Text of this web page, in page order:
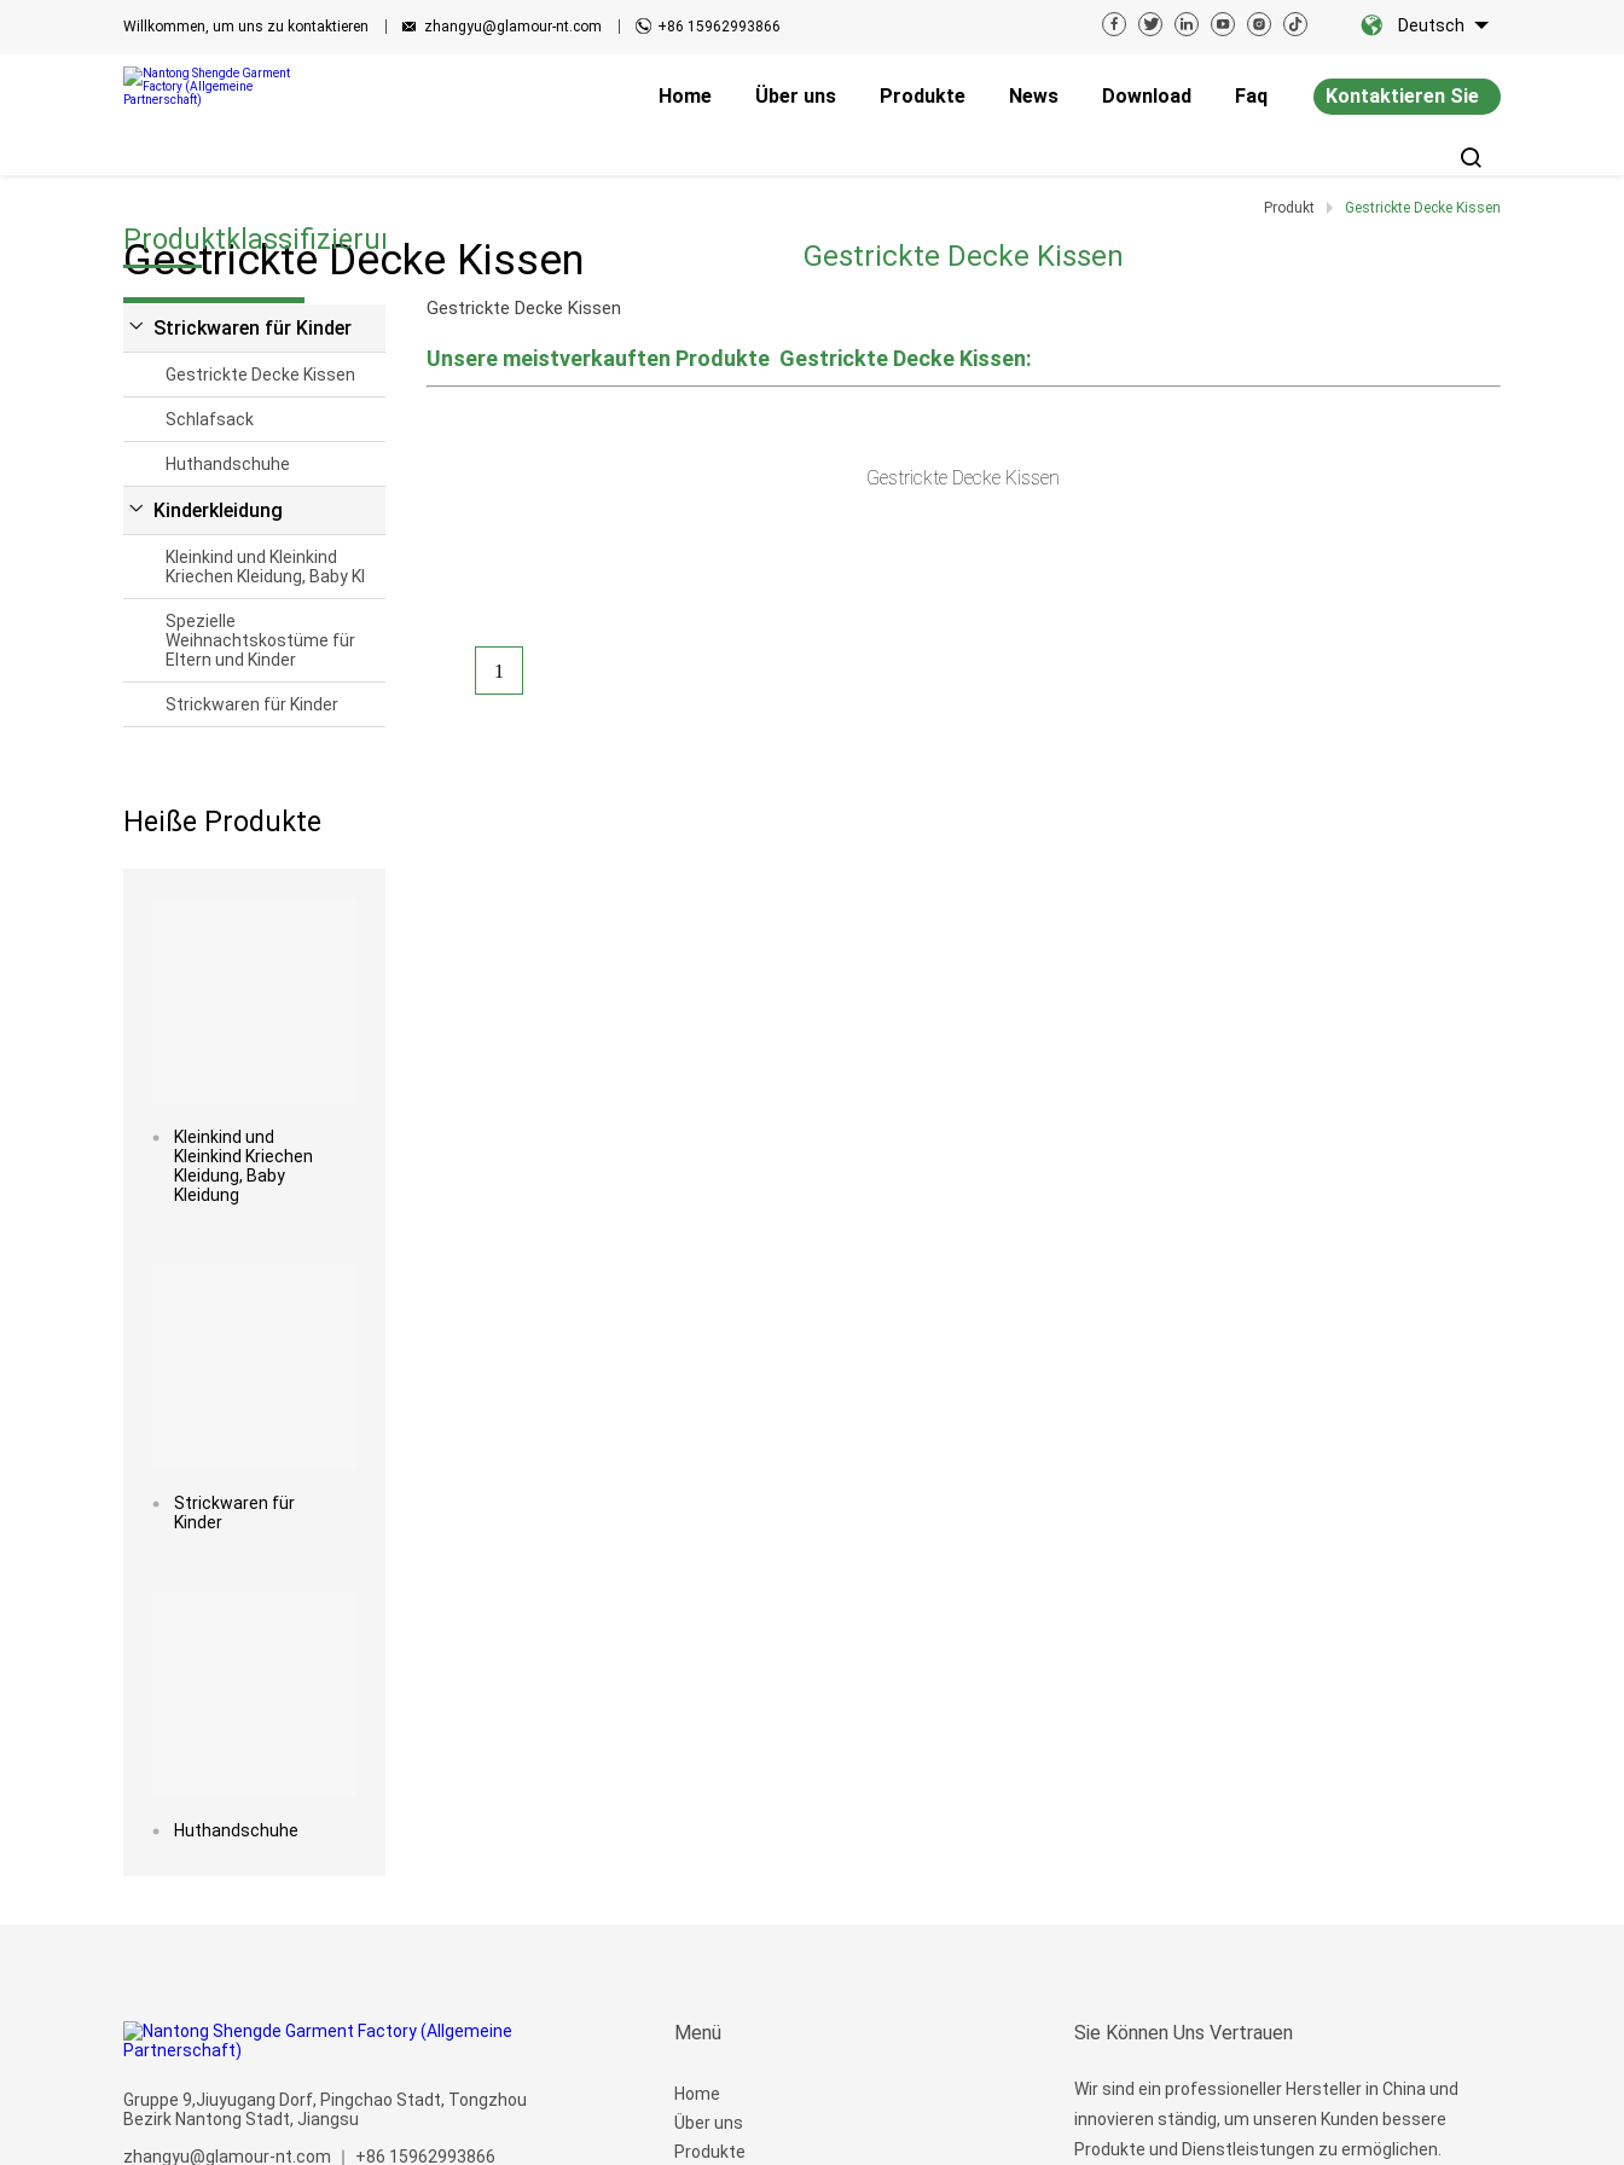
Willkommen, um uns zu kontaktieren zhangyu@glamour-nt.com +86 15962993866 Deutsch
Kontaktieren Sie
Home Über uns Produkte News Download Faq
Produkt Gestrickte Decke Kissen
Gestrickte Decke Kissen
Produktklassifizierung
Strickwaren für Kinder
Gestrickte Decke Kissen
Schlafsack
Huthandschuhe
Kinderkleidung
Kleinkind und Kleinkind
Kriechen Kleidung, Baby Kl
Spezielle
Weihnachtskostüme für
Eltern und Kinder
Strickwaren für Kinder
Heiße Produkte
Kleinkind und
Kleinkind Kriechen
Kleidung, Baby
Kleidung
Strickwaren für
Kinder
Huthandschuhe
Gestrickte Decke Kissen
Gestrickte Decke Kissen
Unsere meistverkauften Produkte Gestrickte Decke Kissen:
Gestrickte Decke Kissen
1
Gruppe 9,Jiuyugang Dorf, Pingchao Stadt, Tongzhou
Bezirk Nantong Stadt, Jiangsu
zhangyu@glamour-nt.com
｜ +86 15962993866
Menü
Home
Über uns
Produkte
Sie Können Uns Vertrauen
Wir sind ein professioneller Hersteller in China und
innovieren ständig, um unseren Kunden bessere
Produkte und Dienstleistungen zu ermöglichen.